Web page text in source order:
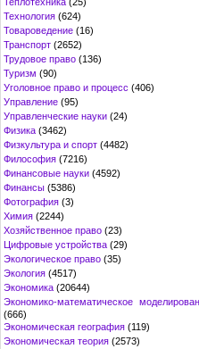
Технология (624)
Товароведение (16)
Транспорт (2652)
Трудовое право (136)
Туризм (90)
Уголовное право и процесс (406)
Управление (95)
Управленческие науки (24)
Физика (3462)
Физкультура и спорт (4482)
Философия (7216)
Финансовые науки (4592)
Финансы (5386)
Фотография (3)
Химия (2244)
Хозяйственное право (23)
Цифровые устройства (29)
Экологическое право (35)
Экология (4517)
Экономика (20644)
Экономико-математическое
(666)
Экономическая география (119)
Экономическая теория (2573)